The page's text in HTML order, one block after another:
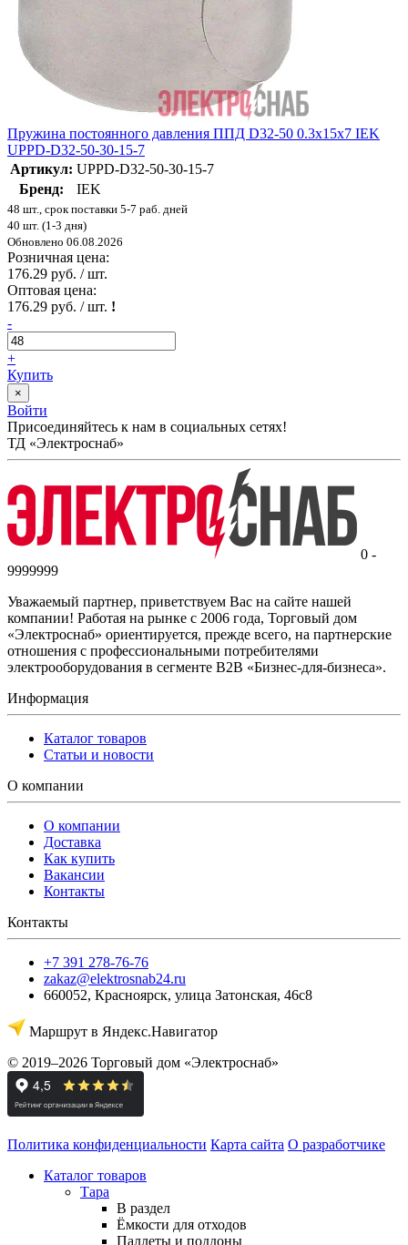
Пружина постоянного давления ППД D32-50 0.3х15х7 IEK
UPPD-D32-50-30-15-7
Артикул: UPPD-D32-50-30-15-7
Бренд:
IEK
48 шт., срок поставки 5-7 раб. дней
40 шт. (1-3 дня)
Обновлено 06.08.2026
Розничная цена:
176.29 руб. / шт.
Оптовая цена:
176.29 руб. / шт. !
-
+
Купить
×
Войти
Присоединяйтесь к нам в социальных сетях!
ТД «Электроснаб»
0 -
9999999
Уважаемый партнер, приветствуем Вас на сайте нашей
компании! Работая на рынке с 2006 года, Торговый дом
«Электроснаб» ориентируется, прежде всего, на партнерские
отношения с профессиональными потребителями
электрооборудования в сегменте B2B «Бизнес-для-бизнеса».
Информация
Каталог товаров
Статьи и новости
О компании
О компании
Доставка
Как купить
Вакансии
Контакты
Контакты
+7 391 278-76-76
zakaz@elektrosnab24.ru
660052, Красноярск, улица Затонская, 46с8
Маршрут в Яндекс.Навигатор
© 2019–2026 Торговый дом «Электроснаб»
Политика конфиденциальности Карта сайта О разработчике
Каталог товаров
Тара
В раздел
Ёмкости для отходов
Паллеты и поддоны